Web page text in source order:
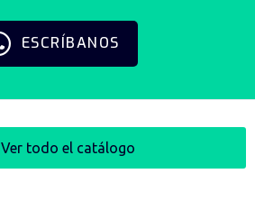
ESCRÍBANOS
Ver todo el catálogo